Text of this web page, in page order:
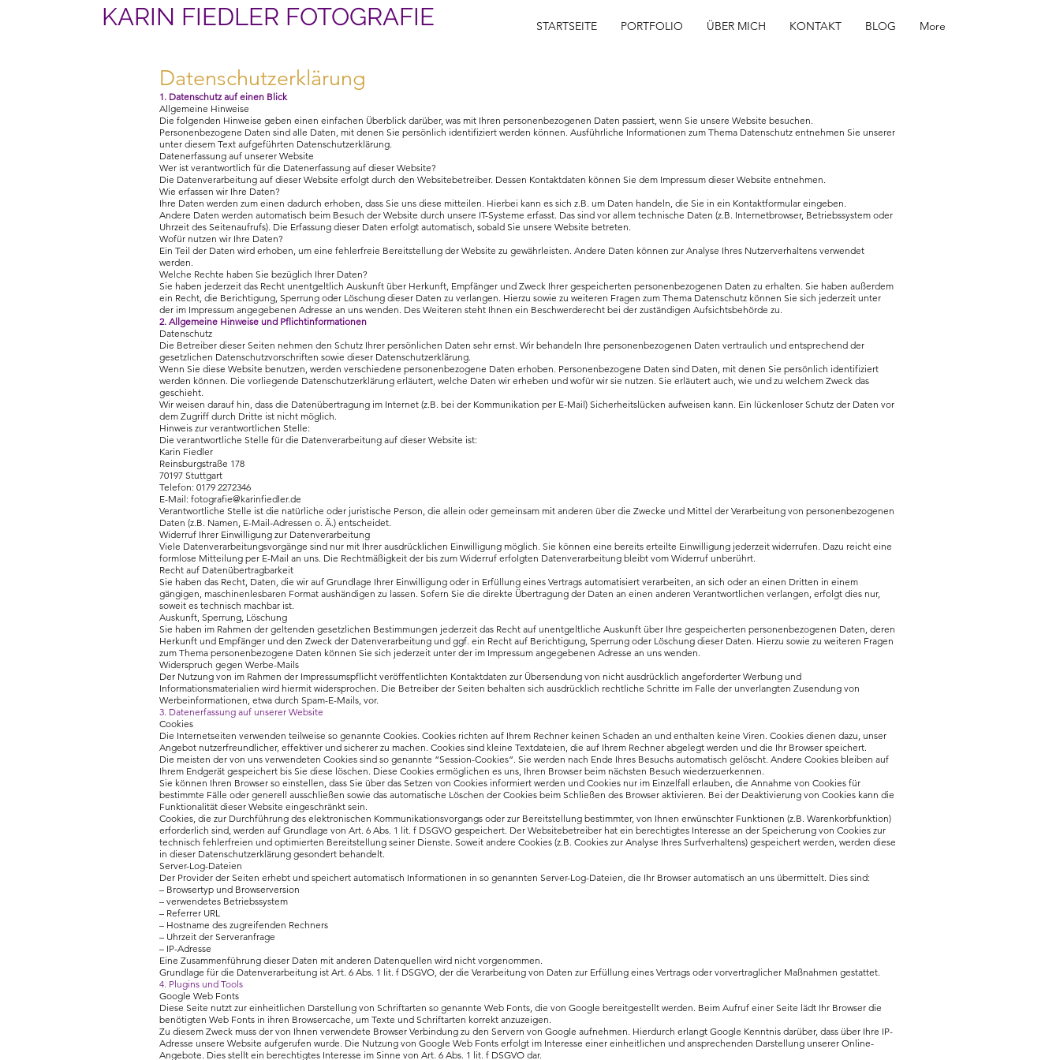
KARIN FIEDLER FOTOGRAFIE STARTSEITE PORTFOLIO ÜBER MICH KONTAKT BLOG More
Datenschutzerklärung
1. Datenschutz auf einen Blick
Allgemeine Hinweise
Die folgenden Hinweise geben einen einfachen Überblick darüber, was mit Ihren personenbezogenen Daten passiert, wenn Sie unsere Website besuchen.
Personenbezogene Daten sind alle Daten, mit denen Sie persönlich identifiziert werden können. Ausführliche Informationen zum Thema Datenschutz entnehmen Sie unserer
unter diesem Text aufgeführten Datenschutzerklärung.
Datenerfassung auf unserer Website
Wer ist verantwortlich für die Datenerfassung auf dieser Website?
Die Datenverarbeitung auf dieser Website erfolgt durch den Websitebetreiber. Dessen Kontaktdaten können Sie dem Impressum dieser Website entnehmen.
Wie erfassen wir Ihre Daten?
Ihre Daten werden zum einen dadurch erhoben, dass Sie uns diese mitteilen. Hierbei kann es sich z.B. um Daten handeln, die Sie in ein Kontaktformular eingeben.
Andere Daten werden automatisch beim Besuch der Website durch unsere IT-Systeme erfasst. Das sind vor allem technische Daten (z.B. Internetbrowser, Betriebssystem oder
Uhrzeit des Seitenaufrufs). Die Erfassung dieser Daten erfolgt automatisch, sobald Sie unsere Website betreten.
Wofür nutzen wir Ihre Daten?
Ein Teil der Daten wird erhoben, um eine fehlerfreie Bereitstellung der Website zu gewährleisten. Andere Daten können zur Analyse Ihres Nutzerverhaltens verwendet
werden.
Welche Rechte haben Sie bezüglich Ihrer Daten?
Sie haben jederzeit das Recht unentgeltlich Auskunft über Herkunft, Empfänger und Zweck Ihrer gespeicherten personenbezogenen Daten zu erhalten. Sie haben außerdem
ein Recht, die Berichtigung, Sperrung oder Löschung dieser Daten zu verlangen. Hierzu sowie zu weiteren Fragen zum Thema Datenschutz können Sie sich jederzeit unter
der im Impressum angegebenen Adresse an uns wenden. Des Weiteren steht Ihnen ein Beschwerderecht bei der zuständigen Aufsichtsbehörde zu.
2. Allgemeine Hinweise und Pflichtinformationen
Datenschutz
Die Betreiber dieser Seiten nehmen den Schutz Ihrer persönlichen Daten sehr ernst. Wir behandeln Ihre personenbezogenen Daten vertraulich und entsprechend der
gesetzlichen Datenschutzvorschriften sowie dieser Datenschutzerklärung.
Wenn Sie diese Website benutzen, werden verschiedene personenbezogene Daten erhoben. Personenbezogene Daten sind Daten, mit denen Sie persönlich identifiziert
werden können. Die vorliegende Datenschutzerklärung erläutert, welche Daten wir erheben und wofür wir sie nutzen. Sie erläutert auch, wie und zu welchem Zweck das
geschieht.
Wir weisen darauf hin, dass die Datenübertragung im Internet (z.B. bei der Kommunikation per E-Mail) Sicherheitslücken aufweisen kann. Ein lückenloser Schutz der Daten vor
dem Zugriff durch Dritte ist nicht möglich.
Hinweis zur verantwortlichen Stelle:
Die verantwortliche Stelle für die Datenverarbeitung auf dieser Website ist:
Karin Fiedler
Reinsburgstraße 178
70197 Stuttgart
Telefon: 0179 2272346
E-Mail: fotografie@karinfiedler.de
Verantwortliche Stelle ist die natürliche oder juristische Person, die allein oder gemeinsam mit anderen über die Zwecke und Mittel der Verarbeitung von personenbezogenen
Daten (z.B. Namen, E-Mail-Adressen o. Ä.) entscheidet.
Widerruf Ihrer Einwilligung zur Datenverarbeitung
Viele Datenverarbeitungsvorgänge sind nur mit Ihrer ausdrücklichen Einwilligung möglich. Sie können eine bereits erteilte Einwilligung jederzeit widerrufen. Dazu reicht eine
formlose Mitteilung per E-Mail an uns. Die Rechtmäßigkeit der bis zum Widerruf erfolgten Datenverarbeitung bleibt vom Widerruf unberührt.
Recht auf Datenübertragbarkeit
Sie haben das Recht, Daten, die wir auf Grundlage Ihrer Einwilligung oder in Erfüllung eines Vertrags automatisiert verarbeiten, an sich oder an einen Dritten in einem
gängigen, maschinenlesbaren Format aushändigen zu lassen. Sofern Sie die direkte Übertragung der Daten an einen anderen Verantwortlichen verlangen, erfolgt dies nur,
soweit es technisch machbar ist.
Auskunft, Sperrung, Löschung
Sie haben im Rahmen der geltenden gesetzlichen Bestimmungen jederzeit das Recht auf unentgeltliche Auskunft über Ihre gespeicherten personenbezogenen Daten, deren
Herkunft und Empfänger und den Zweck der Datenverarbeitung und ggf. ein Recht auf Berichtigung, Sperrung oder Löschung dieser Daten. Hierzu sowie zu weiteren Fragen
zum Thema personenbezogene Daten können Sie sich jederzeit unter der im Impressum angegebenen Adresse an uns wenden.
Widerspruch gegen Werbe-Mails
Der Nutzung von im Rahmen der Impressumspflicht veröffentlichten Kontaktdaten zur Übersendung von nicht ausdrücklich angeforderter Werbung und
Informationsmaterialien wird hiermit widersprochen. Die Betreiber der Seiten behalten sich ausdrücklich rechtliche Schritte im Falle der unverlangten Zusendung von
Werbeinformationen, etwa durch Spam-E-Mails, vor.
3. Datenerfassung auf unserer Website
Cookies
Die Internetseiten verwenden teilweise so genannte Cookies. Cookies richten auf Ihrem Rechner keinen Schaden an und enthalten keine Viren. Cookies dienen dazu, unser
Angebot nutzerfreundlicher, effektiver und sicherer zu machen. Cookies sind kleine Textdateien, die auf Ihrem Rechner abgelegt werden und die Ihr Browser speichert.
Die meisten der von uns verwendeten Cookies sind so genannte “Session-Cookies”. Sie werden nach Ende Ihres Besuchs automatisch gelöscht. Andere Cookies bleiben auf
Ihrem Endgerät gespeichert bis Sie diese löschen. Diese Cookies ermöglichen es uns, Ihren Browser beim nächsten Besuch wiederzuerkennen.
Sie können Ihren Browser so einstellen, dass Sie über das Setzen von Cookies informiert werden und Cookies nur im Einzelfall erlauben, die Annahme von Cookies für
bestimmte Fälle oder generell ausschließen sowie das automatische Löschen der Cookies beim Schließen des Browser aktivieren. Bei der Deaktivierung von Cookies kann die
Funktionalität dieser Website eingeschränkt sein.
Cookies, die zur Durchführung des elektronischen Kommunikationsvorgangs oder zur Bereitstellung bestimmter, von Ihnen erwünschter Funktionen (z.B. Warenkorbfunktion)
erforderlich sind, werden auf Grundlage von Art. 6 Abs. 1 lit. f DSGVO gespeichert. Der Websitebetreiber hat ein berechtigtes Interesse an der Speicherung von Cookies zur
technisch fehlerfreien und optimierten Bereitstellung seiner Dienste. Soweit andere Cookies (z.B. Cookies zur Analyse Ihres Surfverhaltens) gespeichert werden, werden diese
in dieser Datenschutzerklärung gesondert behandelt.
Server-Log-Dateien
Der Provider der Seiten erhebt und speichert automatisch Informationen in so genannten Server-Log-Dateien, die Ihr Browser automatisch an uns übermittelt. Dies sind:
– Browsertyp und Browserversion
– verwendetes Betriebssystem
– Referrer URL
– Hostname des zugreifenden Rechners
– Uhrzeit der Serveranfrage
– IP-Adresse
Eine Zusammenführung dieser Daten mit anderen Datenquellen wird nicht vorgenommen.
Grundlage für die Datenverarbeitung ist Art. 6 Abs. 1 lit. f DSGVO, der die Verarbeitung von Daten zur Erfüllung eines Vertrags oder vorvertraglicher Maßnahmen gestattet.
4. Plugins und Tools
Google Web Fonts
Diese Seite nutzt zur einheitlichen Darstellung von Schriftarten so genannte Web Fonts, die von Google bereitgestellt werden. Beim Aufruf einer Seite lädt Ihr Browser die
benötigten Web Fonts in ihren Browsercache, um Texte und Schriftarten korrekt anzuzeigen.
Zu diesem Zweck muss der von Ihnen verwendete Browser Verbindung zu den Servern von Google aufnehmen. Hierdurch erlangt Google Kenntnis darüber, dass über Ihre IP-
Adresse unsere Website aufgerufen wurde. Die Nutzung von Google Web Fonts erfolgt im Interesse einer einheitlichen und ansprechenden Darstellung unserer Online-
Angebote. Dies stellt ein berechtigtes Interesse im Sinne von Art. 6 Abs. 1 lit. f DSGVO dar.